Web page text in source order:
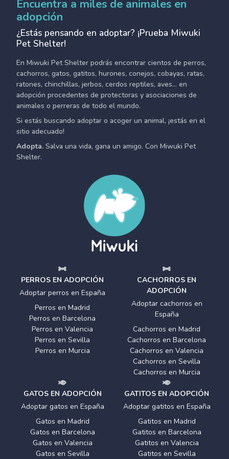
Encuentra a miles de animales en
adopción
¿Estás pensando en adoptar? ¡Prueba Miwuki
Pet Shelter!
En Miwuki Pet Shelter podrás encontrar cientos de perros,
cachorros, gatos, gatitos, hurones, conejos, cobayas, ratas,
ratones, chinchillas, jerbos, cerdos reptiles, aves... en
adopción procedentes de protectoras y asociaciones de
animales o perreras de todo el mundo.
Si estás buscando adoptar o acoger un animal, ¡estás en el
sitio adecuado!
Adopta. Salva una vida, gana un amigo. Con Miwuki Pet
Shelter.
PERROS EN ADOPCIÓN
Adoptar perros en España
Perros en Madrid
Perros en Barcelona
Perros en Valencia
Perros en Sevilla
Perros en Murcia
CACHORROS EN
ADOPCIÓN
Adoptar cachorros en
España
Cachorros en Madrid
Cachorros en Barcelona
Cachorros en Valencia
Cachorros en Sevilla
Cachorros en Murcia
GATOS EN ADOPCIÓN
Adoptar gatos en España
Gatos en Madrid
Gatos en Barcelona
Gatos en Valencia
Gatos en Sevilla
GATITOS EN ADOPCIÓN
Adoptar gatitos en España
Gatitos en Madrid
Gatitos en Barcelona
Gatitos en Valencia
Gatitos en Sevilla